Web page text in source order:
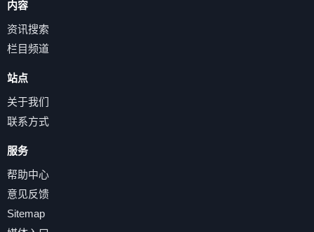
内容
资讯搜索
栏目频道
站点
关于我们
联系方式
服务
帮助中心
意见反馈
Sitemap